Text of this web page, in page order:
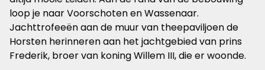
loop je naar Voorschoten en Wassenaar.
Jachttrofeeën aan de muur van theepaviljoen de
Horsten herinneren aan het jachtgebied van prins
Frederik, broer van koning Willem III, die er woonde.